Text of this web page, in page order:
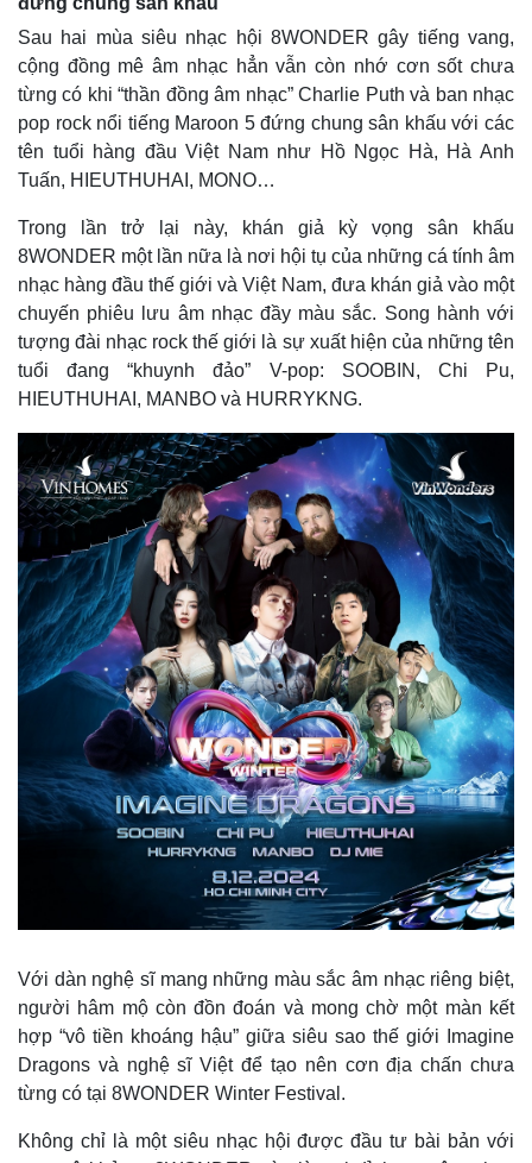
Quân sự - Quốc phòng
Vũ khí
Việt Nam
Sau hai mùa siêu nhạc hội 8WONDER gây tiếng vang,
cộng đồng mê âm nhạc hẳn vẫn còn nhớ cơn sốt chưa
từng có khi “thần đồng âm nhạc” Charlie Puth và ban nhạc
pop rock nổi tiếng Maroon 5 đứng chung sân khấu với các
tên tuổi hàng đầu Việt Nam như Hồ Ngọc Hà, Hà Anh
Tuấn, HIEUTHUHAI, MONO…
Trong lần trở lại này, khán giả kỳ vọng sân khấu
8WONDER một lần nữa là nơi hội tụ của những cá tính âm
nhạc hàng đầu thế giới và Việt Nam, đưa khán giả vào một
chuyến phiêu lưu âm nhạc đầy màu sắc. Song hành với
tượng đài nhạc rock thế giới là sự xuất hiện của những tên
tuổi đang “khuynh đảo” V-pop: SOOBIN, Chi Pu,
HIEUTHUHAI, MANBO và HURRYKNG.
Với dàn nghệ sĩ mang những màu sắc âm nhạc riêng biệt,
người hâm mộ còn đồn đoán và mong chờ một màn kết
hợp “vô tiền khoáng hậu” giữa siêu sao thế giới Imagine
Dragons và nghệ sĩ Việt để tạo nên cơn địa chấn chưa
từng có tại 8WONDER Winter Festival.
Không chỉ là một siêu nhạc hội được đầu tư bài bản với